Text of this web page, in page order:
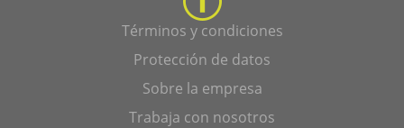
Términos y condiciones
Protección de datos
Sobre la empresa
Trabaja con nosotros